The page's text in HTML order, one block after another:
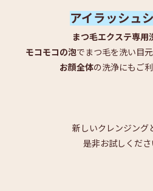
アイラッシュ
まつ毛エクステ専用
モコモコの泡でまつ毛を洗い目
お顔全体の洗浄にもご
新しいクレンジング
是非お試しくださ